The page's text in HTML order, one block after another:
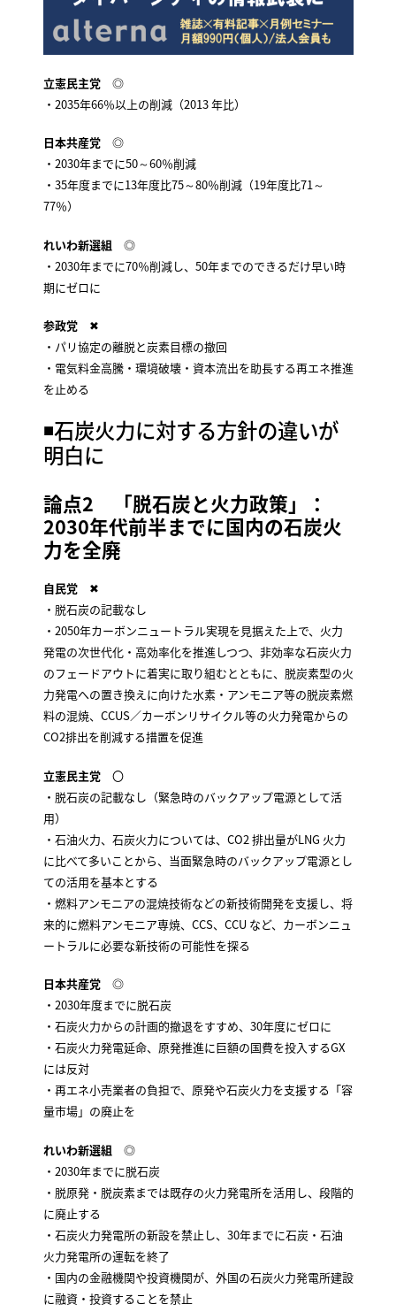
立憲民主党◎
・2035年66％以上の削減（2013 年比）
日本共産党◎
・2030年までに50～60％削減
・35年度までに13年度比75～80％削減（19年度比71～
77％）
れいわ新選組 ◎
・2030年までに70％削減し、50年までのできるだけ早い時
期にゼロに
参政党✖
・パリ協定の離脱と炭素目標の撤回
・電気料金高騰・環境破壊・資本流出を助長する再エネ推進
を止める
◾️石炭火力に対する方針の違いが
明白に
論点2 「脱石炭と火力政策」：
2030年代前半までに国内の石炭火
力を全廃
自民党✖
・脱石炭の記載なし
・2050年カーボンニュートラル実現を見据えた上で、火力
発電の次世代化・高効率化を推進しつつ、非効率な石炭火力
のフェードアウトに着実に取り組むとともに、脱炭素型の火
力発電への置き換えに向けた水素・アンモニア等の脱炭素燃
料の混焼、CCUS／カーボンリサイクル等の火力発電からの
CO2排出を削減する措置を促進
立憲民主党〇
・脱石炭の記載なし（緊急時のバックアップ電源として活
用）
・石油火力、石炭火力については、CO2 排出量がLNG 火力
に比べて多いことから、当面緊急時のバックアップ電源とし
ての活用を基本とする
・燃料アンモニアの混焼技術などの新技術開発を支援し、将
来的に燃料アンモニア専焼、CCS、CCU など、カーボンニュ
ートラルに必要な新技術の可能性を探る
日本共産党◎
・2030年度までに脱石炭
・石炭火力からの計画的撤退をすすめ、30年度にゼロに
・石炭火力発電延命、原発推進に巨額の国費を投入するGX
には反対
・再エネ小売業者の負担で、原発や石炭火力を支援する「容
量市場」の廃止を
れいわ新選組 ◎
・2030年までに脱石炭
・脱原発・脱炭素までは既存の火力発電所を活用し、段階的
に廃止する
・石炭火力発電所の新設を禁止し、30年までに石炭・石油
火力発電所の運転を終了
・国内の金融機関や投資機関が、外国の石炭火力発電所建設
に融資・投資することを禁止